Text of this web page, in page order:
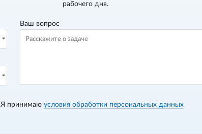
рабочего дня.
Ваш вопрос
Я принимаю условия обработки персональных данных